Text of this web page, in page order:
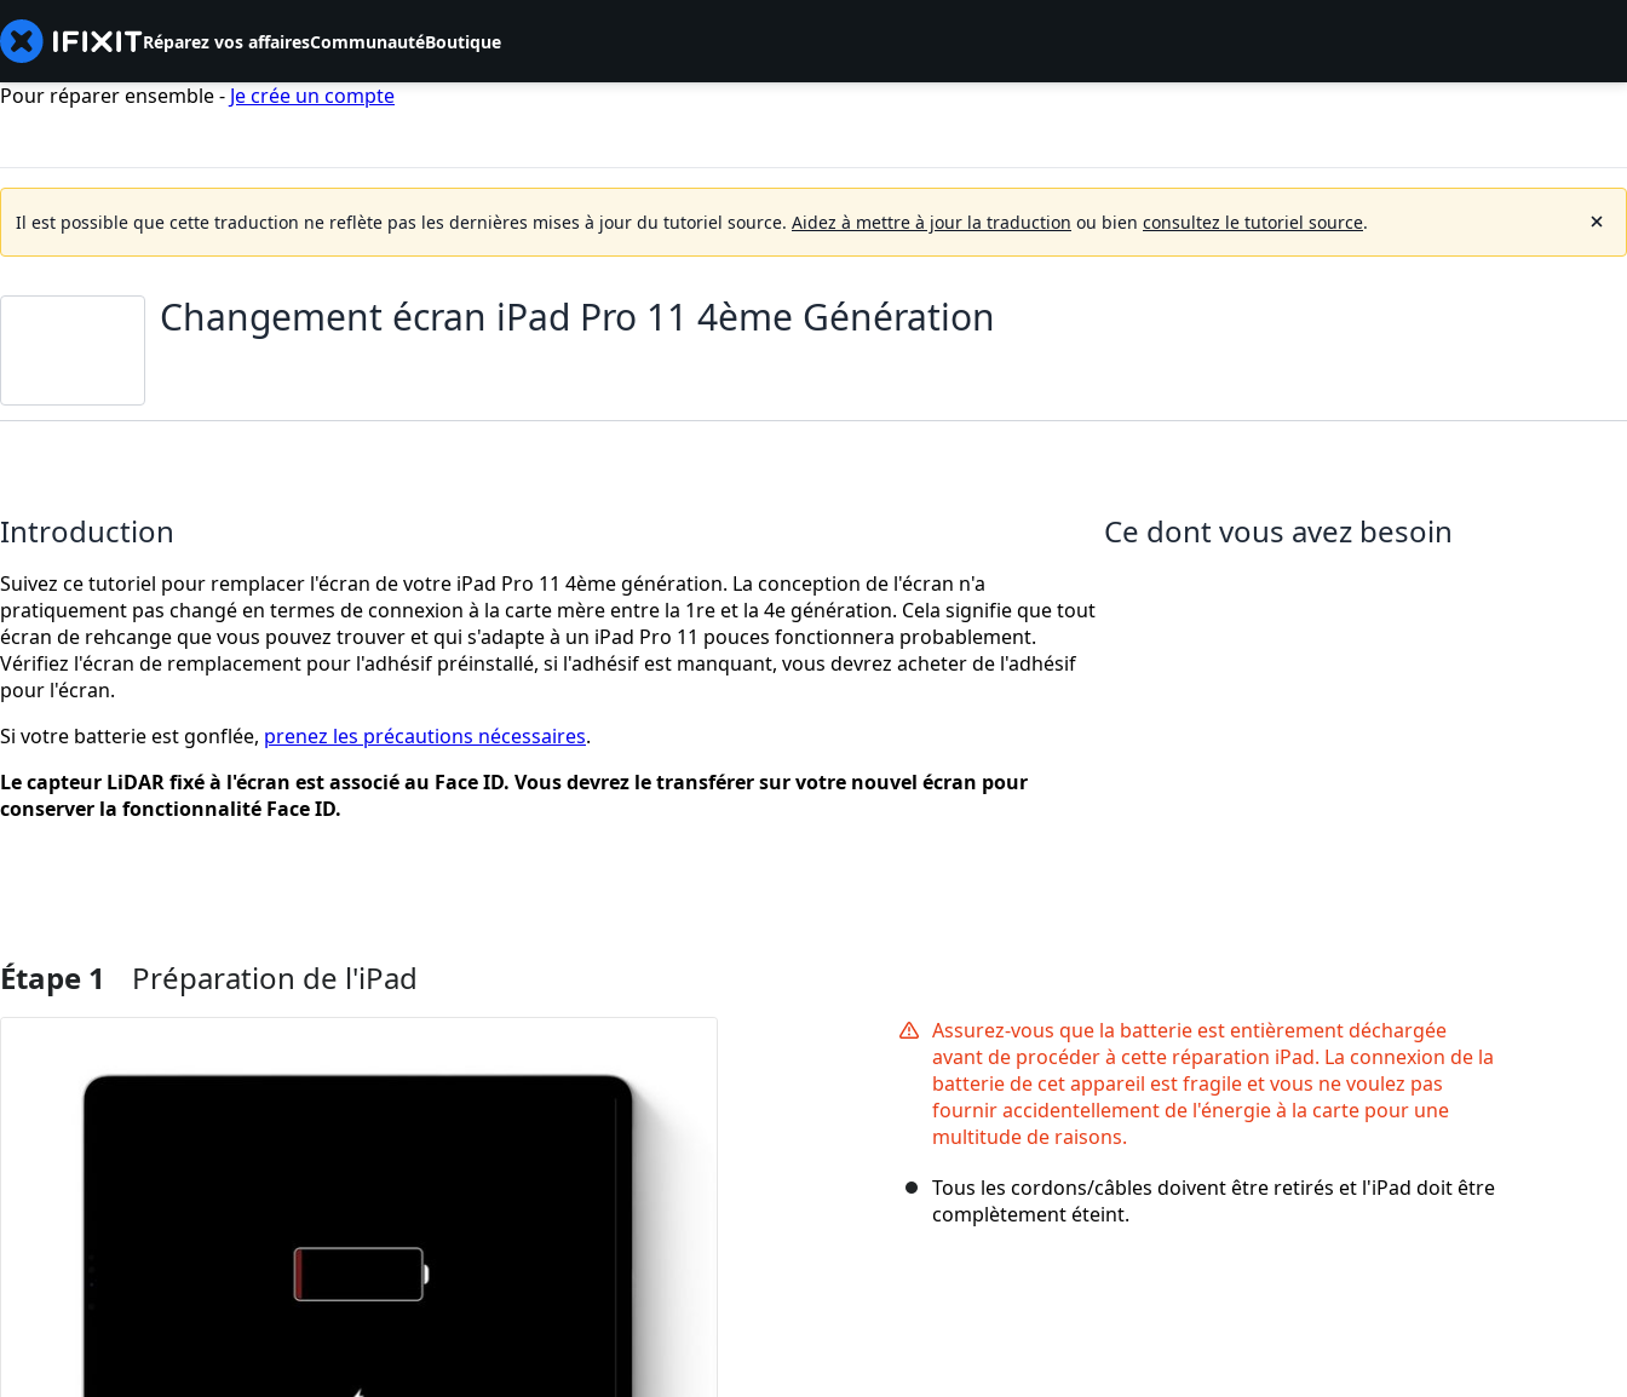
Réparez vos affairesCommunautéBoutique
Pour réparer ensemble - Je crée un compte
Il est possible que cette traduction ne reflète pas les dernières mises à jour du tutoriel source. Aidez à mettre à jour la traduction ou bien consultez le tutoriel source.
Changement écran iPad Pro 11 4ème Génération
Introduction
Suivez ce tutoriel pour remplacer l'écran de votre iPad Pro 11 4ème génération. La conception de l'écran n'a
pratiquement pas changé en termes de connexion à la carte mère entre la 1re et la 4e génération. Cela signifie que tout
écran de rehcange que vous pouvez trouver et qui s'adapte à un iPad Pro 11 pouces fonctionnera probablement.
Vérifiez l'écran de remplacement pour l'adhésif préinstallé, si l'adhésif est manquant, vous devrez acheter de l'adhésif
pour l'écran.
Si votre batterie est gonflée, prenez les précautions nécessaires.
Le capteur LiDAR fixé à l'écran est associé au Face ID. Vous devrez le transférer sur votre nouvel écran pour
conserver la fonctionnalité Face ID.
Ce dont vous avez besoin
Étape 1 Préparation de l'iPad
Assurez-vous que la batterie est entièrement déchargée
avant de procéder à cette réparation iPad. La connexion de la
batterie de cet appareil est fragile et vous ne voulez pas
fournir accidentellement de l'énergie à la carte pour une
multitude de raisons.
Tous les cordons/câbles doivent être retirés et l'iPad doit être
complètement éteint.